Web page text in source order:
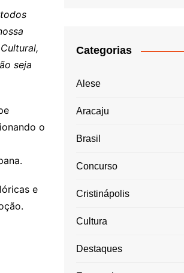
seja
o
e
Categorias
Alese
Aracaju
Brasil
Concurso
Cristinápolis
Cultura
Destaques